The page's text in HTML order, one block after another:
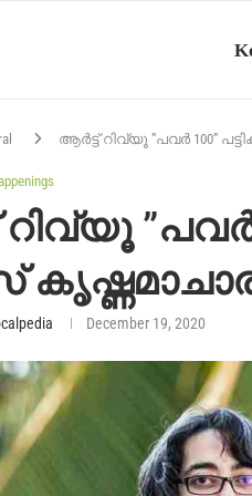
ആർട്ട് റിവ്യൂ ”പവർ 100”
”പവർ
December 19, 2020